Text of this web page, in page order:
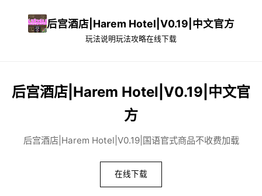
后宫酒店|Harem Hotel|V0.19|中文官方
玩法说明玩法攻略在线下载
后宫酒店|Harem Hotel|V0.19|中文官
方
后宫酒店|Harem Hotel|V0.19|国语官式商品不收费加载
在线下载